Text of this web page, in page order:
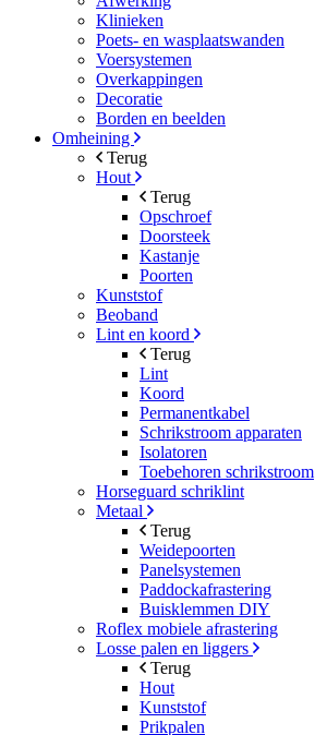
Klinieken
Poets- en wasplaatswanden
Voersystemen
Overkappingen
Decoratie
Borden en beelden
Omheining
Terug
Hout
Terug
Opschroef
Doorsteek
Kastanje
Poorten
Kunststof
Beoband
Lint en koord
Terug
Lint
Koord
Permanentkabel
Schrikstroom apparaten
Isolatoren
Toebehoren schrikstroom
Horseguard schriklint
Metaal
Terug
Weidepoorten
Panelsystemen
Paddockafrastering
Buisklemmen DIY
Roflex mobiele afrastering
Losse palen en liggers
Terug
Hout
Kunststof
Prikpalen